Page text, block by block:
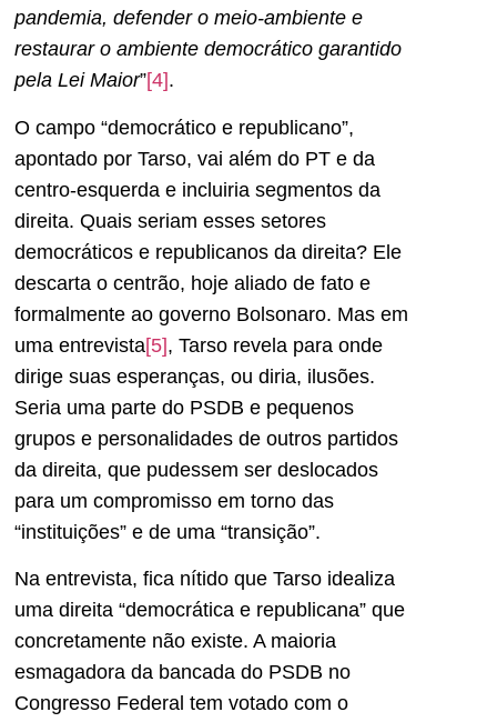
pandemia, defender o meio-ambiente e
restaurar o ambiente democrático garantido
pela Lei Maior”[4].
O campo “democrático e republicano”,
apontado por Tarso, vai além do PT e da
centro-esquerda e incluiria segmentos da
direita. Quais seriam esses setores
democráticos e republicanos da direita? Ele
descarta o centrão, hoje aliado de fato e
formalmente ao governo Bolsonaro. Mas em
uma entrevista[5], Tarso revela para onde
dirige suas esperanças, ou diria, ilusões.
Seria uma parte do PSDB e pequenos
grupos e personalidades de outros partidos
da direita, que pudessem ser deslocados
para um compromisso em torno das
“instituições” e de uma “transição”.
Na entrevista, fica nítido que Tarso idealiza
uma direita “democrática e republicana” que
concretamente não existe. A maioria
esmagadora da bancada do PSDB no
Congresso Federal tem votado com o